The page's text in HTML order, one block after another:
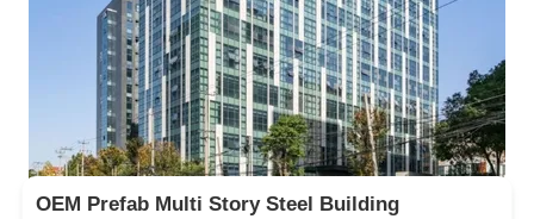
OEM Prefab Multi Story Steel Building